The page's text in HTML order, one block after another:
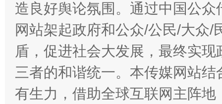
造良好舆论氛围。通过中国公
网站架起政府和公众/公民/大众
盾，促进社会大发展，最终实
三者的和谐统一。本传媒网站
有生力，借助全球互联网主阵